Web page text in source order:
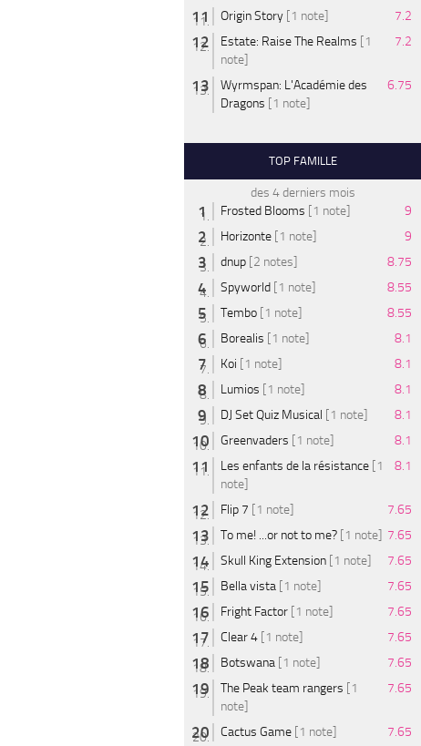
Origin Story [1 note]
7.2
Estate: Raise The Realms [1
note]
7.2
Wyrmspan: L'Académie des
Dragons [1 note]
6.75
TOP FAMILLE
des 4 derniers mois
Frosted Blooms [1 note]
9
Horizonte [1 note]
9
dnup [2 notes]
8.75
Spyworld [1 note]
8.55
Tembo [1 note]
8.55
Borealis [1 note]
8.1
Koi [1 note]
8.1
Lumios [1 note]
8.1
DJ Set Quiz Musical [1 note]
8.1
Greenvaders [1 note]
8.1
Les enfants de la résistance [1
note]
8.1
Flip 7 [1 note]
7.65
To me! ...or not to me? [1 note]
7.65
Skull King Extension [1 note]
7.65
Bella vista [1 note]
7.65
Fright Factor [1 note]
7.65
Clear 4 [1 note]
7.65
Botswana [1 note]
7.65
The Peak team rangers [1
note]
7.65
Cactus Game [1 note] 7.65